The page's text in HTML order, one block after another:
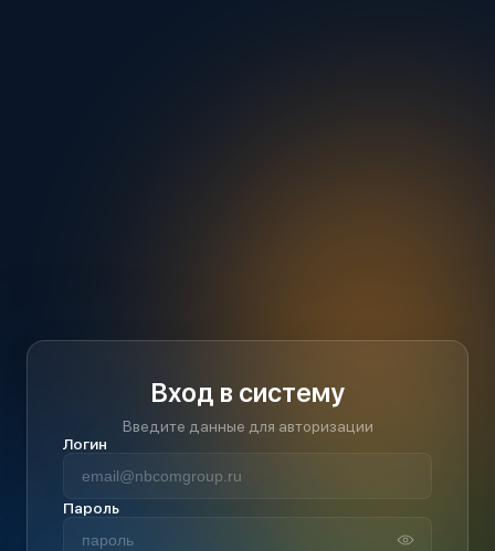
Вход в систему
Введите данные для авторизации
Логин
Пароль